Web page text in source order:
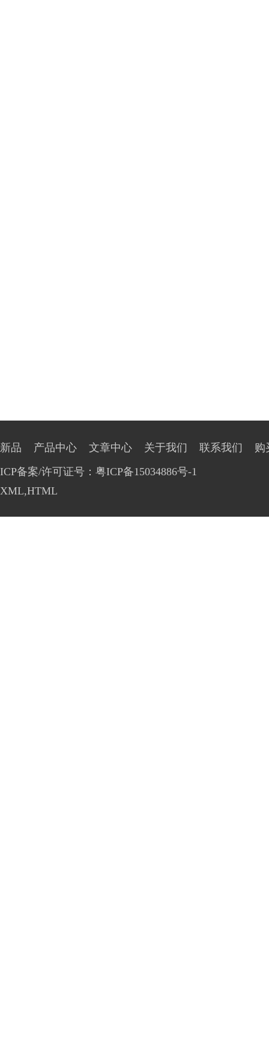
新品 产品中心 文章中心 关于我们 联系我们
购
ICP备案/许可证号：粤ICP备15034886号-1
XML,HTML